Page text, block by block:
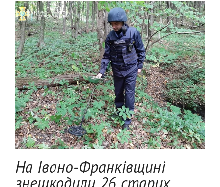
На Івано-Франківщині
знешкодили 26 старих